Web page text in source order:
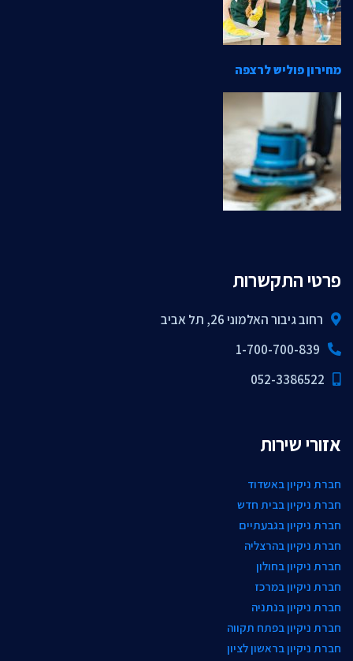
מחירון פוליש לרצפה
פרטי התקשרות
רחוב גיבור האלמוני 26, תל אביב
1-700-700-839
052-3386522
אזורי שירות
חברת ניקיון באשדוד
חברת ניקיון בבית חדש
חברת ניקיון בגבעתיים
חברת ניקיון בהרצליה
חברת ניקיון בחולון
חברת ניקיון במרכז
חברת ניקיון בנתניה
חברת ניקיון בפתח תקווה
חברת ניקיון בראשון לציון